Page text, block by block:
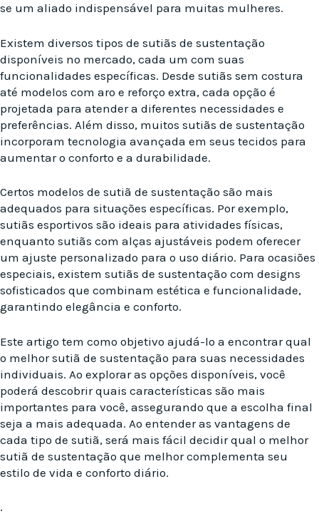
se um aliado indispensável para muitas mulheres.
Existem diversos tipos de sutiãs de sustentação
disponíveis no mercado, cada um com suas
funcionalidades específicas. Desde sutiãs sem costura
até modelos com aro e reforço extra, cada opção é
projetada para atender a diferentes necessidades e
preferências. Além disso, muitos sutiãs de sustentação
incorporam tecnologia avançada em seus tecidos para
aumentar o conforto e a durabilidade.
Certos modelos de sutiã de sustentação são mais
adequados para situações específicas. Por exemplo,
sutiãs esportivos são ideais para atividades físicas,
enquanto sutiãs com alças ajustáveis podem oferecer
um ajuste personalizado para o uso diário. Para ocasiões
especiais, existem sutiãs de sustentação com designs
sofisticados que combinam estética e funcionalidade,
garantindo elegância e conforto.
Este artigo tem como objetivo ajudá-lo a encontrar qual
o melhor sutiã de sustentação para suas necessidades
individuais. Ao explorar as opções disponíveis, você
poderá descobrir quais características são mais
importantes para você, assegurando que a escolha final
seja a mais adequada. Ao entender as vantagens de
cada tipo de sutiã, será mais fácil decidir qual o melhor
sutiã de sustentação que melhor complementa seu
estilo de vida e conforto diário.
.